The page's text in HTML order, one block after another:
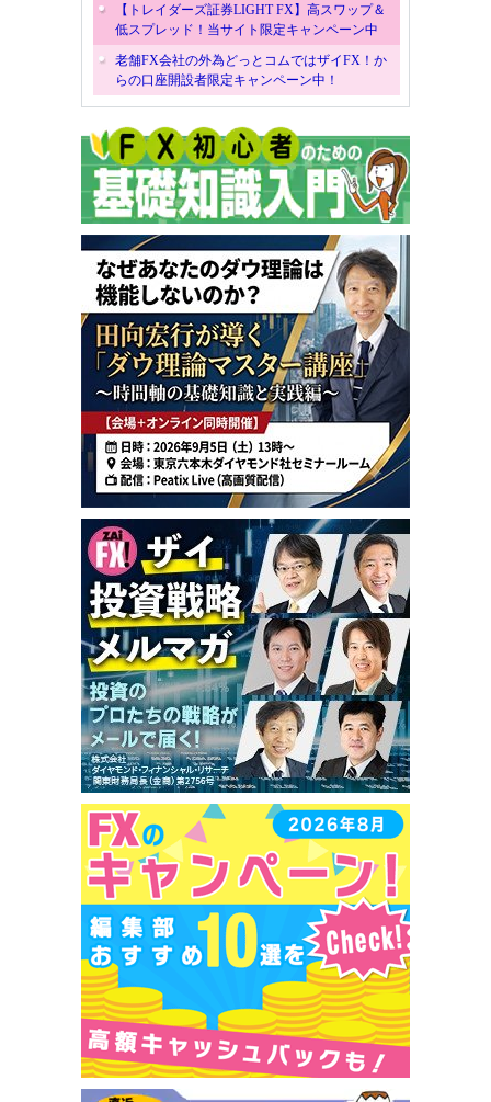
【トレイダーズ証券LIGHT FX】高スワップ＆
低スプレッド！当サイト限定キャンペーン中
老舗FX会社の外為どっとコムではザイFX！か
らの口座開設者限定キャンペーン中！